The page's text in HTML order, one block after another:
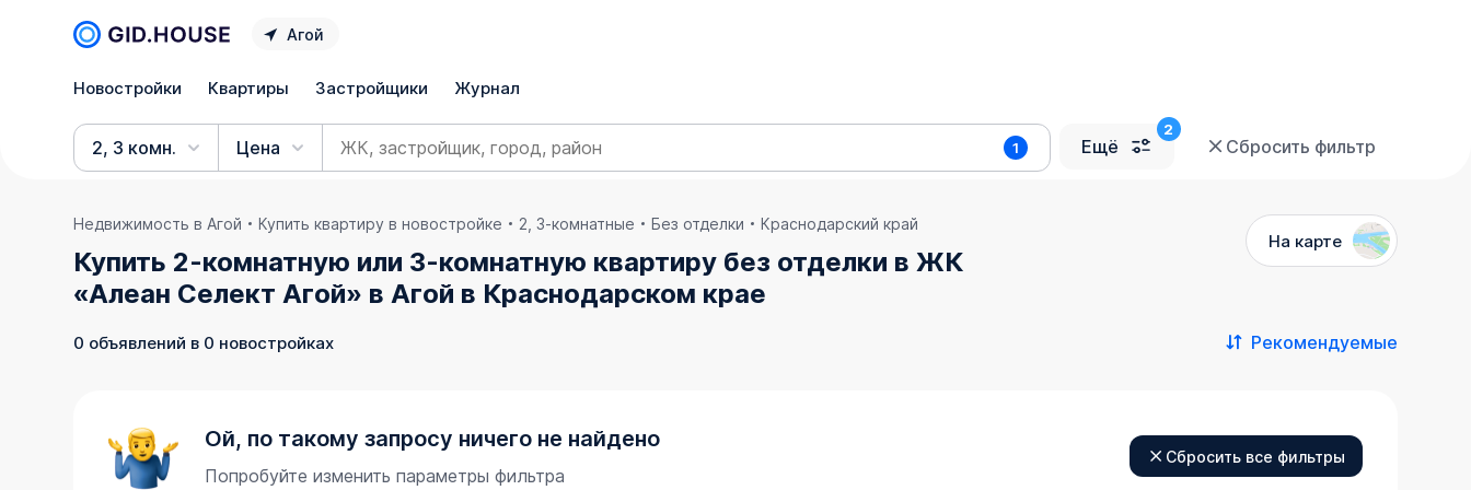
Агой
Новостройки Квартиры Застройщики Журнал
2, 3 комн. Цена 1 Ещё Сбросить фильтр
Недвижимость в Агой Купить квартиру в новостройке 2, 3-комнатные Без отделки Краснодарский край
Купить 2-комнатную или 3-комнатную квартиру без отделки в ЖК
«Алеан Селект Агой» в Агой в Краснодарском крае
На карте
0 объявлений в 0 новостройках Рекомендуемые
Ой, по такому запросу ничего не найдено
Попробуйте изменить параметры фильтра
Сбросить все фильтры